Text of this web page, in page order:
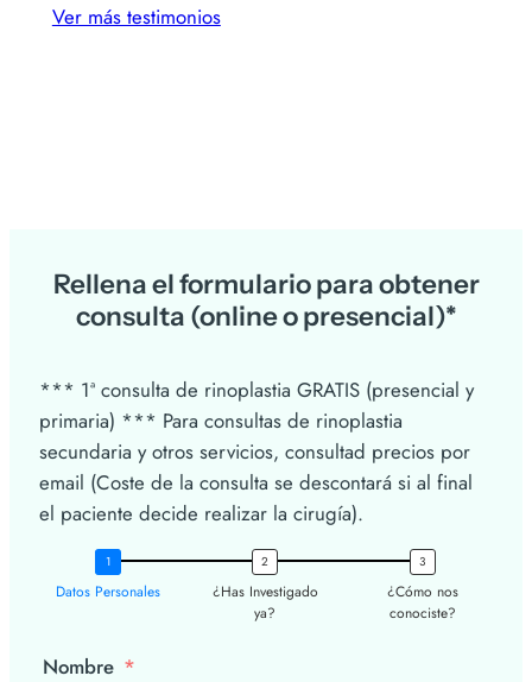
Ver más testimonios
Rellena el formulario para obtener
consulta (online o presencial)*
*** 1ª consulta de rinoplastia GRATIS (presencial y
primaria) *** Para consultas de rinoplastia
secundaria y otros servicios, consultad precios por
email (Coste de la consulta se descontará si al final
el paciente decide realizar la cirugía).
Datos Personales
¿Has Investigado
ya?
¿Cómo nos
conociste?
Nombre